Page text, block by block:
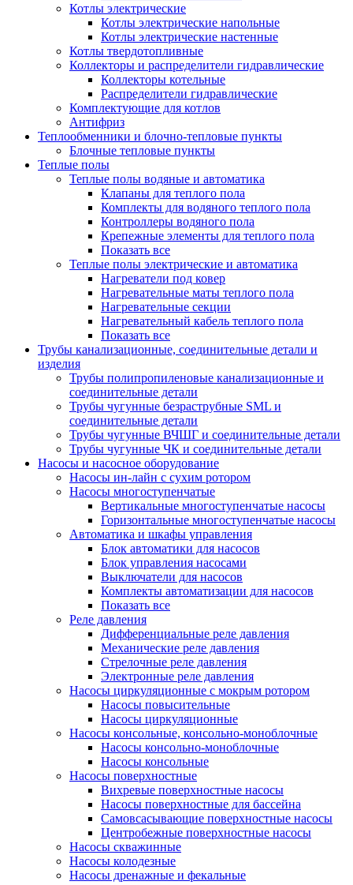
Котлы электрические
Котлы электрические напольные
Котлы электрические настенные
Котлы твердотопливные
Коллекторы и распределители гидравлические
Коллекторы котельные
Распределители гидравлические
Комплектующие для котлов
Антифриз
Теплообменники и блочно-тепловые пункты
Блочные тепловые пункты
Теплые полы
Теплые полы водяные и автоматика
Клапаны для теплого пола
Комплекты для водяного теплого пола
Контроллеры водяного пола
Крепежные элементы для теплого пола
Показать все
Теплые полы электрические и автоматика
Нагреватели под ковер
Нагревательные маты теплого пола
Нагревательные секции
Нагревательный кабель теплого пола
Показать все
Трубы канализационные, соединительные детали и
изделия
Трубы полипропиленовые канализационные и
соединительные детали
Трубы чугунные безраструбные SML и
соединительные детали
Трубы чугунные ВЧШГ и соединительные детали
Трубы чугунные ЧК и соединительные детали
Насосы и насосное оборудование
Насосы ин-лайн с сухим ротором
Насосы многоступенчатые
Вертикальные многоступенчатые насосы
Горизонтальные многоступенчатые насосы
Автоматика и шкафы управления
Блок автоматики для насосов
Блок управления насосами
Выключатели для насосов
Комплекты автоматизации для насосов
Показать все
Реле давления
Дифференциальные реле давления
Механические реле давления
Стрелочные реле давления
Электронные реле давления
Насосы циркуляционные с мокрым ротором
Насосы повысительные
Насосы циркуляционные
Насосы консольные, консольно-моноблочные
Насосы консольно-моноблочные
Насосы консольные
Насосы поверхностные
Вихревые поверхностные насосы
Насосы поверхностные для бассейна
Самовсасывающие поверхностные насосы
Центробежные поверхностные насосы
Насосы скважинные
Насосы колодезные
Насосы дренажные и фекальные